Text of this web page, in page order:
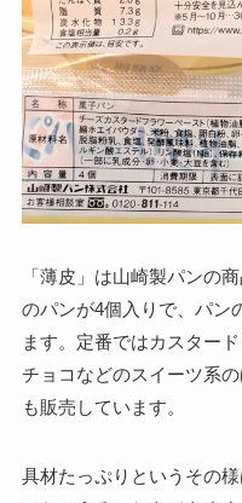
「薄皮」は山崎製パンの
のパンが4個入りで、パン
ます。定番ではカスター
チョコなどのスイーツ系
も販売しています。
具材たっぷりというその